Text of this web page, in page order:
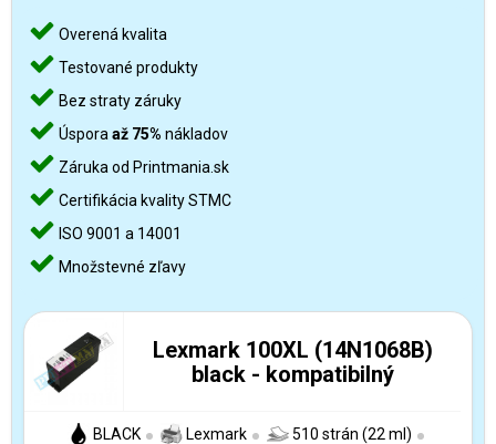
Overená kvalita
Testované produkty
Bez straty záruky
Úspora až 75% nákladov
Záruka od Printmania.sk
Certifikácia kvality STMC
ISO 9001 a 14001
Množstevné zľavy
Lexmark 100XL (14N1068B)
black - kompatibilný
BLACK Lexmark 510 strán (22 ml)